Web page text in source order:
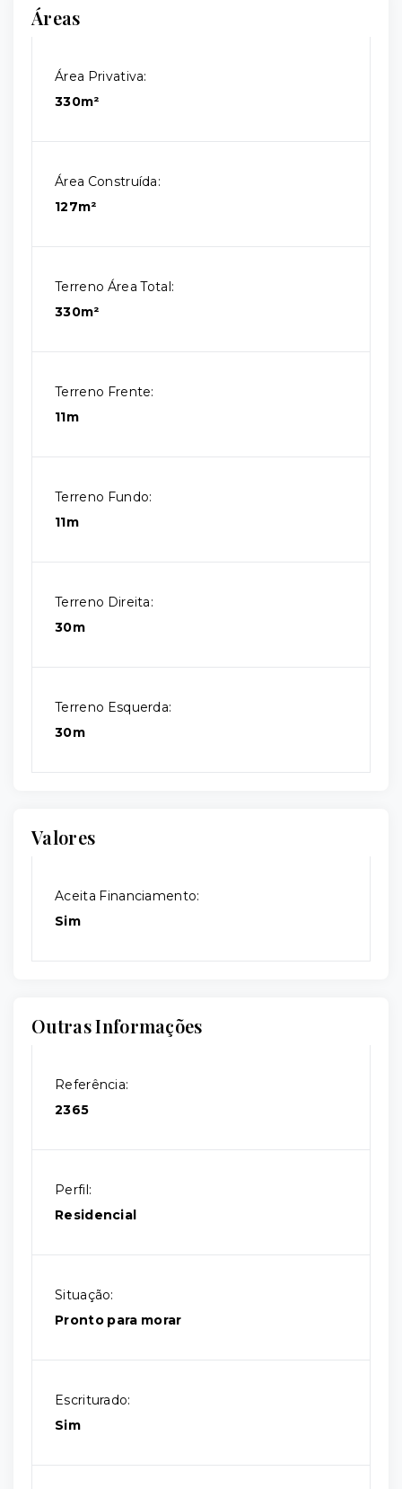
Áreas
Área Privativa:
330m²
Área Construída:
127m²
Terreno Área Total:
330m²
Terreno Frente:
11m
Terreno Fundo:
11m
Terreno Direita:
30m
Terreno Esquerda:
30m
Valores
Aceita Financiamento:
Sim
Outras Informações
Referência:
2365
Perfil:
Residencial
Situação:
Pronto para morar
Escriturado:
Sim